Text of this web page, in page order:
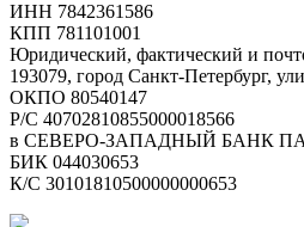
ИНН 7842361586
КПП 781101001
Юридический, фактический и
193079, город Санкт-Петербург,
ОКПО 80540147
Р/С 40702810855000018566
в СЕВЕРО-ЗАПАДНЫЙ БАНК
БИК 044030653
К/С 30101810500000000653